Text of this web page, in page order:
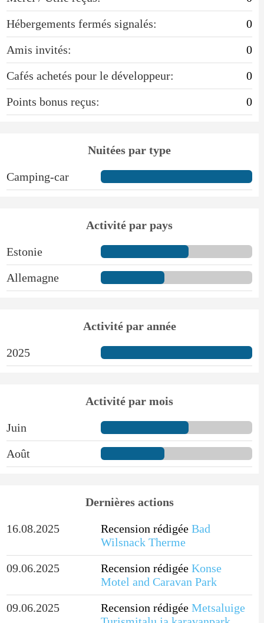
Hébergements fermés signalés:
0
Amis invités:
0
Cafés achetés pour le développeur:
0
Points bonus reçus:
0
Nuitées par type
Camping-car
Activité par pays
Estonie
Allemagne
Activité par année
2025
Activité par mois
Juin
Août
Dernières actions
16.08.2025 Recension rédigée Bad
Wilsnack Therme
09.06.2025
Recension rédigée Konse
Motel and Caravan Park
09.06.2025
Recension rédigée Metsaluige